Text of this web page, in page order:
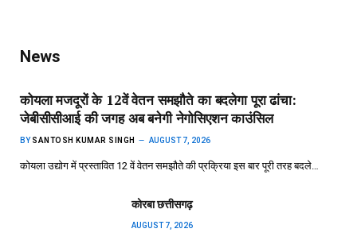
News
कोयला मजदूरों के 12वें वेतन समझौते का बदलेगा पूरा ढांचा:
जेबीसीसीआई की जगह अब बनेगी नेगोसिएशन काउंसिल
BY SANTOSH KUMAR SINGH AUGUST 7, 2026
कोयला उद्योग में प्रस्तावित 12 वें वेतन समझौते की प्रक्रिया इस बार पूरी तरह बदले…
कोरबा छत्तीसगढ़
AUGUST 7, 2026